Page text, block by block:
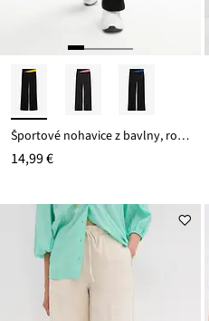
Športové nohavice z bavlny, rozšírené
14,99 €